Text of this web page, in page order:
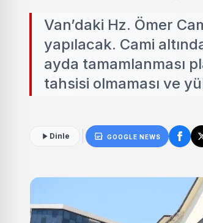
Van’daki Hz. Ömer
yapılacak. Cami
ayda tamamlanması
tahsisi olmaması ve
Dinle GOOGLE NEWS